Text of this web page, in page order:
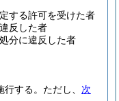
する許可を受けた者
反した者
分に違反した者
する。 ただし、 次